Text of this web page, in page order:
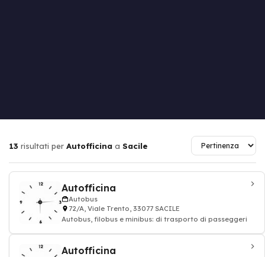
13 risultati per Autofficina a Sacile
Autofficina
Autobus
72/A, Viale Trento, 33077 SACILE
Autobus, filobus e minibus: di trasporto di passeggeri
Autofficina